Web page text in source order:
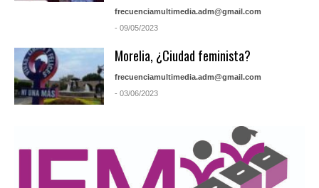
frecuenciamultimedia.adm@gmail.com
- 09/05/2023
Morelia, ¿Ciudad feminista?
frecuenciamultimedia.adm@gmail.com
- 03/06/2023